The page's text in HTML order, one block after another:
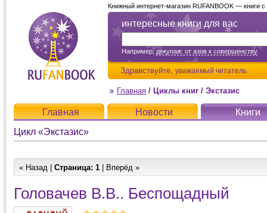
интересные книги для вас
Например,декупаж: от азов к совершенству
Здравствуйте, уважаемый читатель
Книжный интернет-магазин RUFANBOOK — книги
Главная / Циклы книг / Экстазис
Главная Новости
Книги
Цикл «Экстазис»
« Назад | Страница: 1 | Вперёд »
Головачев В.В.. Беспощадный